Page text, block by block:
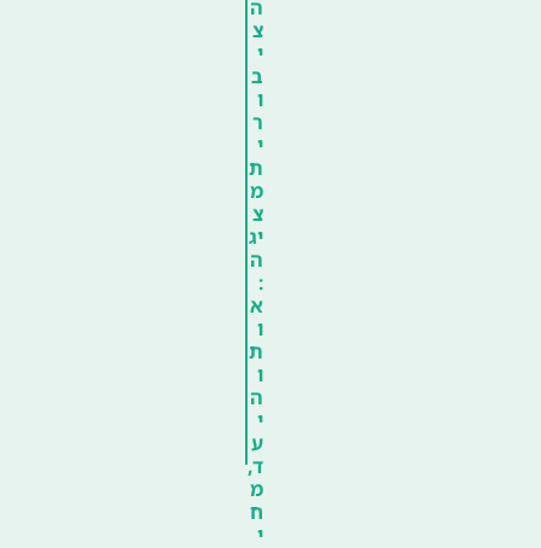
ה
צ
י
ב
ו
ר
י
ת
מ
צ
יג
ה
:
א
ו
ת
ו
ה
י
ע
ד,
מ
ח
י